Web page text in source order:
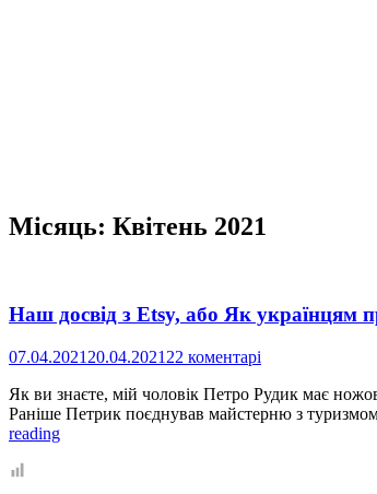
Місяць: Квітень 2021
Наш досвід з Etsy, або Як українцям
07.04.2021 20.04.2021 22 коментарі
Як ви знаєте, мій чоловік Петро Рудик має
Раніше Петрик поєднував майстерню з
readingНаш